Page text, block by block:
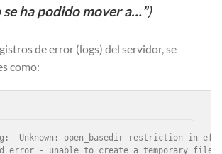
se ha podido mover a…”)
de error (logs) del servidor, se
como:
Unknown: open_basedir restriction